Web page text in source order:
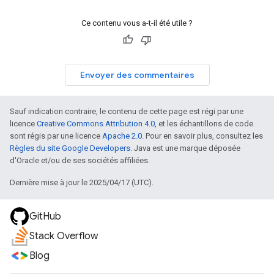
Ce contenu vous a-t-il été utile ?
Envoyer des commentaires
Sauf indication contraire, le contenu de cette page est régi par une
licence Creative Commons Attribution 4.0, et les échantillons de code
sont régis par une licence Apache 2.0. Pour en savoir plus, consultez les
Règles du site Google Developers. Java est une marque déposée
d'Oracle et/ou de ses sociétés affiliées.
Dernière mise à jour le 2025/04/17 (UTC).
GitHub
Stack Overflow
Blog